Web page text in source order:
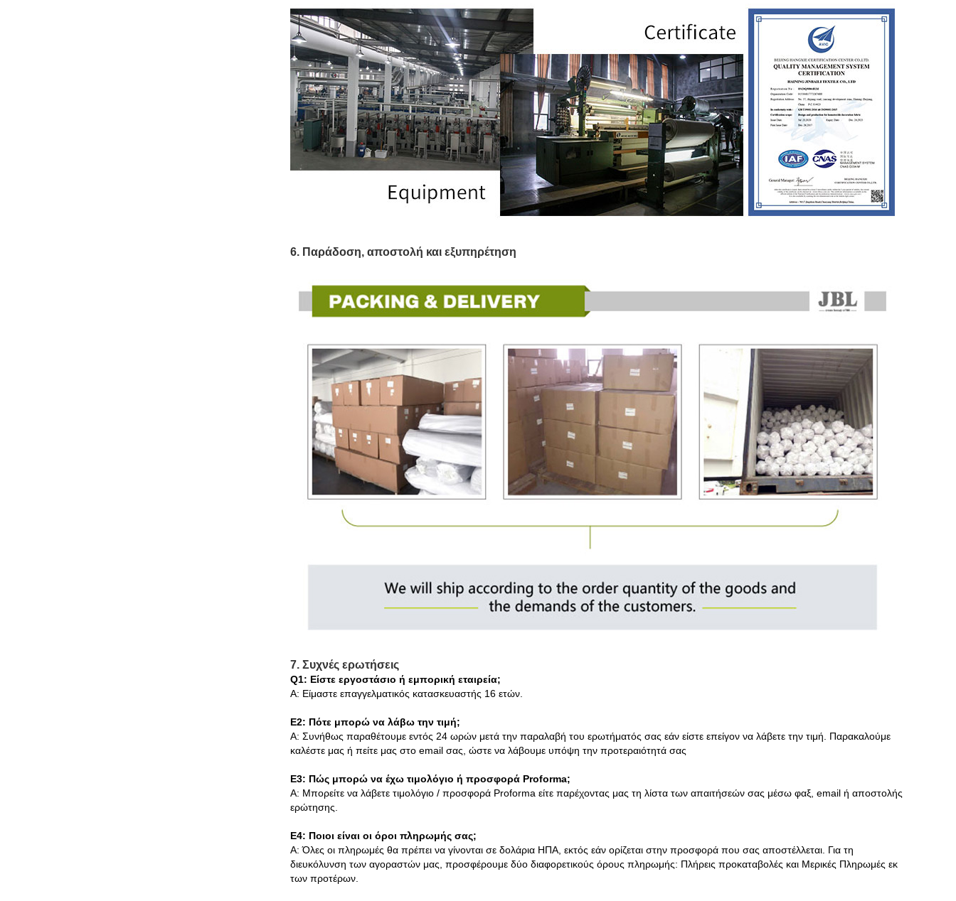
6. Παράδοση, αποστολή και εξυπηρέτηση
7. Συχνές ερωτήσεις
Q1: Είστε εργοστάσιο ή εμπορική εταιρεία;
Α: Είμαστε επαγγελματικός κατασκευαστής 16 ετών.
Ε2: Πότε μπορώ να λάβω την τιμή;
Α: Συνήθως παραθέτουμε εντός 24 ωρών μετά την παραλαβή του ερωτήματός σας εάν είστε επείγον να λάβετε την τιμή. Παρακαλούμε
καλέστε μας ή πείτε μας στο email σας, ώστε να λάβουμε υπόψη την προτεραιότητά σας
Ε3: Πώς μπορώ να έχω τιμολόγιο ή προσφορά Proforma;
Α: Μπορείτε να λάβετε τιμολόγιο / προσφορά Proforma είτε παρέχοντας μας τη λίστα των απαιτήσεών σας μέσω φαξ, email ή αποστολής
ερώτησης.
Ε4: Ποιοι είναι οι όροι πληρωμής σας;
Α: Όλες οι πληρωμές θα πρέπει να γίνονται σε δολάρια ΗΠΑ, εκτός εάν ορίζεται στην προσφορά που σας αποστέλλεται. Για τη
διευκόλυνση των αγοραστών μας, προσφέρουμε δύο διαφορετικούς όρους πληρωμής: Πλήρεις προκαταβολές και Μερικές Πληρωμές εκ
των προτέρων.